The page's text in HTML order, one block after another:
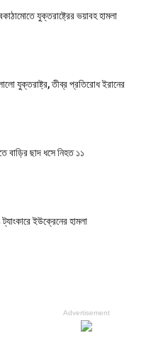
যুক্তরাষ্ট্রের ভয়াবহ হামলা
যুক্তরাষ্ট্র, তীব্র প্রতিরোধ ইরানের
বাড়ির ছাদ ধসে নিহত ১১
ইউক্রেনের হামলা
Advertisement